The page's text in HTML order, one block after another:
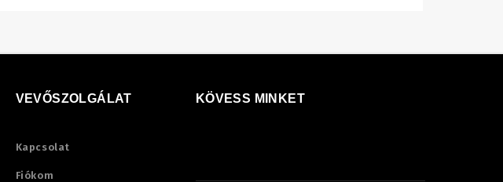
VEVŐSZOLGÁLAT
Kapcsolat
Fiókom
KÖVESS MINKET